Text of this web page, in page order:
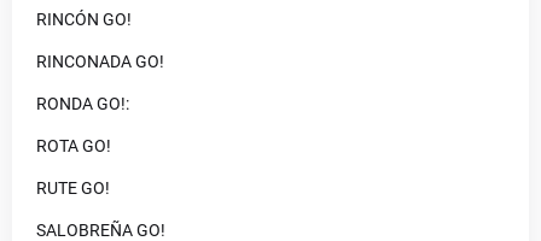
RINCÓN GO!
RINCONADA GO!
RONDA GO!:
ROTA GO!
RUTE GO!
SALOBREÑA GO!